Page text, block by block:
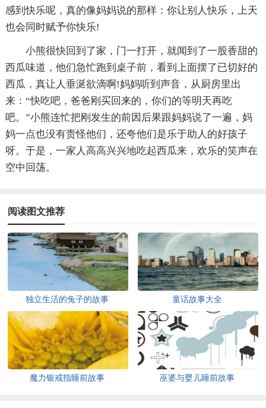
感到快乐呢，真的像妈妈说的那样：你让别人快乐，上天
也会同时赋予你快乐!
小熊很快回到了家，门一打开，就闻到了一股香甜的
西瓜味道，他们急忙跑到桌子前，看到上面摆了已切好的
西瓜，真让人垂涎欲滴啊!妈妈听到声音，从厨房里出
来：“快吃吧，爸爸刚买回来的，你们的等明天再吃
吧。”小熊连忙把刚发生的前因后果跟妈妈说了一遍，妈
妈一点也没有责怪他们，还夸他们是乐于助人的好孩子
呀。于是，一家人高高兴兴地吃起西瓜来，欢乐的笑声在
空中回荡。
阅读图文推荐
独立生活的兔子的故事 童话故事大全
魔力银戒指睡前故事 巫婆与婴儿睡前故事